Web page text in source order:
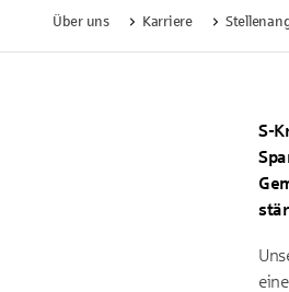
Über uns Karriere
S-